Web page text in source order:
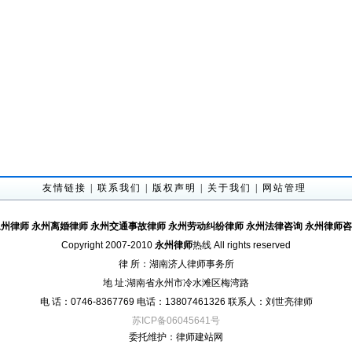
友情链接 联系我们 版权声明 关于我们 网站管理
律师 永州离婚律师 永州交通事故律师 永州劳动纠纷律师 永州法律咨询 永州律师
Copyright 2007-2010 永州律师热线 All rights reserved
律 所：湖南济人律师事务所
地 址:湖南省永州市冷水滩区梅湾路
电 话：0746-8367769 电话：13807461326 联系人：刘世亮律师
苏ICP备06045641号
委托维护： 律师建站网